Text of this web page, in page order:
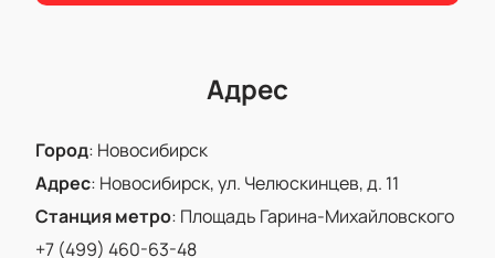
Адрес
Город: Новосибирск
Адрес: Новосибирск, ул. Челюскинцев, д. 11
Станция метро: Площадь Гарина-Михайловского
+7 (499) 460-63-48